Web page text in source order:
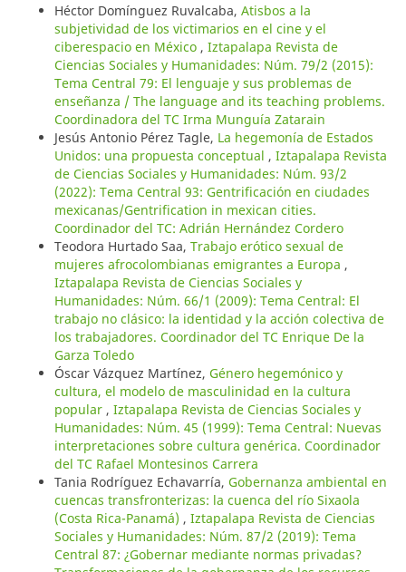
Héctor Domínguez Ruvalcaba, Atisbos a la
subjetividad de los victimarios en el cine y el
ciberespacio en México , Iztapalapa Revista de
Ciencias Sociales y Humanidades: Núm. 79/2 (2015):
Tema Central 79: El lenguaje y sus problemas de
enseñanza / The language and its teaching problems.
Coordinadora del TC Irma Munguía Zatarain
Jesús Antonio Pérez Tagle, La hegemonía de Estados
Unidos: una propuesta conceptual , Iztapalapa Revista
de Ciencias Sociales y Humanidades: Núm. 93/2
(2022): Tema Central 93: Gentrificación en ciudades
mexicanas/Gentrification in mexican cities.
Coordinador del TC: Adrián Hernández Cordero
Teodora Hurtado Saa, Trabajo erótico sexual de
mujeres afrocolombianas emigrantes a Europa ,
Iztapalapa Revista de Ciencias Sociales y
Humanidades: Núm. 66/1 (2009): Tema Central: El
trabajo no clásico: la identidad y la acción colectiva de
los trabajadores. Coordinador del TC Enrique De la
Garza Toledo
Óscar Vázquez Martínez, Género hegemónico y
cultura, el modelo de masculinidad en la cultura
popular , Iztapalapa Revista de Ciencias Sociales y
Humanidades: Núm. 45 (1999): Tema Central: Nuevas
interpretaciones sobre cultura genérica. Coordinador
del TC Rafael Montesinos Carrera
Tania Rodríguez Echavarría, Gobernanza ambiental en
cuencas transfronterizas: la cuenca del río Sixaola
(Costa Rica-Panamá) , Iztapalapa Revista de Ciencias
Sociales y Humanidades: Núm. 87/2 (2019): Tema
Central 87: ¿Gobernar mediante normas privadas?